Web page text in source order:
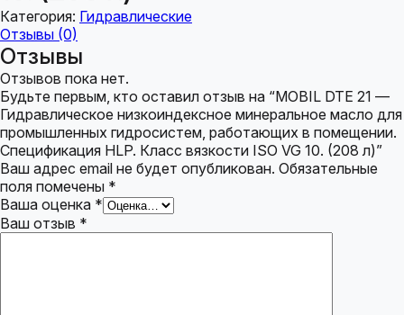
Категория: Гидравлические
Отзывы (0)
Отзывы
Отзывов пока нет.
Будьте первым, кто оставил отзыв на “MOBIL DTE 21 —
Гидравлическое низкоиндексное минеральное масло для
промышленных гидросистем, работающих в помещении.
Спецификация HLP. Класс вязкости ISO VG 10. (208 л)”
Ваш адрес email не будет опубликован. Обязательные
поля помечены *
Ваша оценка *
Ваш отзыв *